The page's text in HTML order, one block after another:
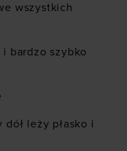
wszystkich
bardzo szybko
leży płasko i